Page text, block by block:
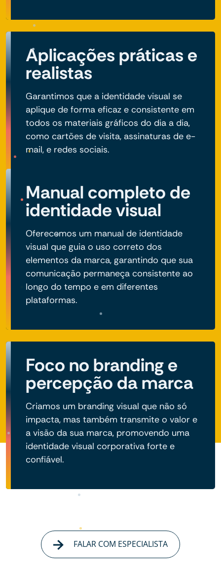
Aplicações práticas e
realistas
Garantimos que a identidade visual se
aplique de forma eficaz e consistente em
todos os materiais gráficos do dia a dia,
como cartões de visita, assinaturas de e-
mail, e redes sociais.
Manual completo de
identidade visual
Oferecemos um manual de identidade
visual que guia o uso correto dos
elementos da marca, garantindo que sua
comunicação permaneça consistente ao
longo do tempo e em diferentes
plataformas.
Foco no branding e
percepção da marca
Criamos um branding visual que não só
impacta, mas também transmite o valor e
a visão da sua marca, promovendo uma
identidade visual corporativa forte e
confiável.
FALAR COM ESPECIALISTA